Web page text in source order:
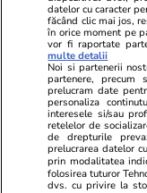
Ringier România
Libertatea pentru
Unica.ro
Program TV
Avantaje
Pariază
Jocurile de
datelor cu caracter
făcând clic mai jos,
în orice moment pe
vor fi raportate
multe detalii
Noi si partenerii
partenere,
prelucram date
personaliza
interesele si/sau
retelelor de
de drepturile
prelucrarea datelor
prin modalitatea
folosirea tuturor
dvs. cu privire la